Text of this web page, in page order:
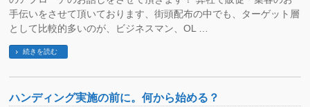
手伝いをさせて頂いております、街頭配布の中でも、ターゲット層
として比較的多いのが、ビジネスマン、OL …
続きを読む
ハンディング実施の前に。何から始める？